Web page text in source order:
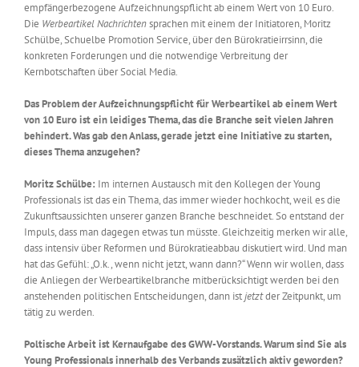
Suche
nach:
empfängerbezogene Aufzeichnungspflicht ab einem Wert von 10 Euro.
Die Werbeartikel Nachrichtensprachen mit einem der Initiatoren, Moritz
Schülbe, Schuelbe Promotion Service, über den Bürokratieirrsinn, die
konkreten Forderungen und die notwendige Verbreitung der
Kernbotschaften über Social Media.
Das Problem der Aufzeichnungspflicht für Werbeartikel ab einem Wert
von 10 Euro ist ein leidiges Thema, das die Branche seit vielen Jahren
behindert. Was gab den Anlass, gerade jetzt eine Initiative zu starten,
dieses Thema anzugehen?
Moritz Schülbe: Im internen Austausch mit den Kollegen der Young
Professionals ist das ein Thema, das immer wieder hochkocht, weil es die
Zukunftsaussichten unserer ganzen Branche beschneidet. So entstand der
Impuls, dass man dagegen etwas tun müsste. Gleichzeitig merken wir alle,
dass intensiv über Reformen und Bürokratieabbau diskutiert wird. Und man
hat das Gefühl: „O.k., wenn nicht jetzt, wann dann?“ Wenn wir wollen, dass
die Anliegen der Werbeartikelbranche mitberücksichtigt werden bei den
anstehenden politischen Entscheidungen, dann istjetztder Zeitpunkt, um
tätig zu werden.
Poltische Arbeit ist Kernaufgabe des GWW-Vorstands. Warum sind Sie als
Young Professionals innerhalb des Verbands zusätzlich aktiv geworden?